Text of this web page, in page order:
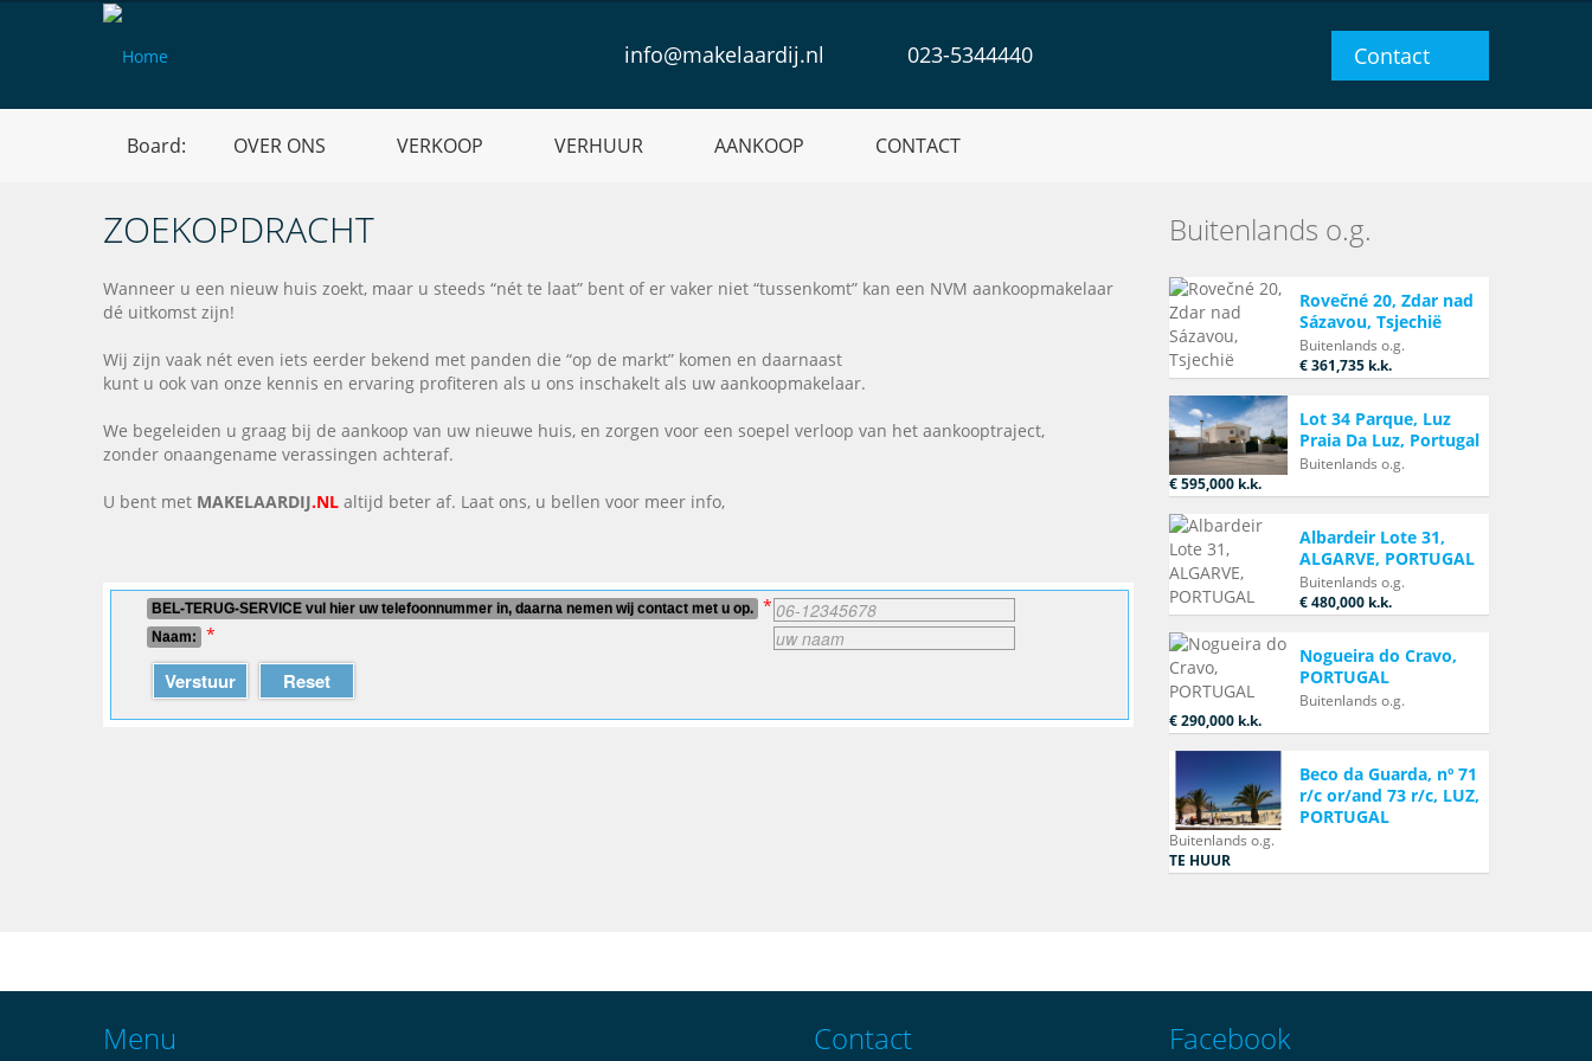
info@makelaardij.nl 023-5344440 Contact
Board: OVER ONS VERKOOP VERHUUR AANKOOP CONTACT
ZOEKOPDRACHT
Wanneer u een nieuw huis zoekt, maar u steeds “nét te laat” bent of er vaker niet “tussenkomt” kan een NVM aankoopmakelaar
dé uitkomst zijn!
Wij zijn vaak nét even iets eerder bekend met panden die “op de markt” komen en daarnaast
kunt u ook van onze kennis en ervaring profiteren als u ons inschakelt als uw aankoopmakelaar.
We begeleiden u graag bij de aankoop van uw nieuwe huis, en zorgen voor een soepel verloop van het aankooptraject,
zonder onaangename verassingen achteraf.
U bent met MAKELAARDIJ.NL altijd beter af. Laat ons, u bellen voor meer info,
BEL-TERUG-SERVICE vul hier uw telefoonnummer in, daarna nemen wij contact met u op. *
Naam: *
Verstuur Reset
Buitenlands o.g.
Rovečné 20, Zdar nad
Sázavou, Tsjechië
Buitenlands o.g.
€ 361,735 k.k.
Lot 34 Parque, Luz
Praia Da Luz, Portugal
Buitenlands o.g.
€ 595,000 k.k.
Albardeir Lote 31,
ALGARVE, PORTUGAL
Buitenlands o.g.
€ 480,000 k.k.
Nogueira do Cravo,
PORTUGAL
Buitenlands o.g.
€ 290,000 k.k.
Beco da Guarda, nº 71
r/c or/and 73 r/c, LUZ,
PORTUGAL
Buitenlands o.g.
TE HUUR
Menu Contact Facebook